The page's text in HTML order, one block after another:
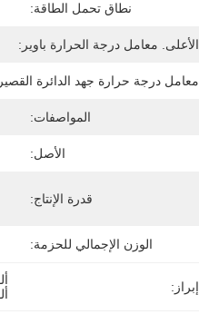
نطاق تحمل الطاقة:
الأعلى. معامل درجة الحرارة باوير:
معامل درجة حرارة جهد الدائرة
المواصفات:
الأصل:
قدرة الإنتاج:
الوزن الإجمالي للحزمة:
إبراز: